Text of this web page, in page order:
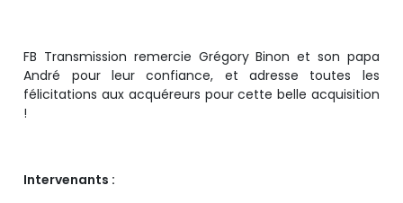
FB Transmission remercie Grégory Binon et son papa
André pour leur confiance, et adresse toutes les
félicitations aux acquéreurs pour cette belle acquisition
!
Intervenants :